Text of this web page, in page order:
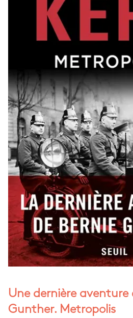
Une dernière aventure
Gunther. Metropolis